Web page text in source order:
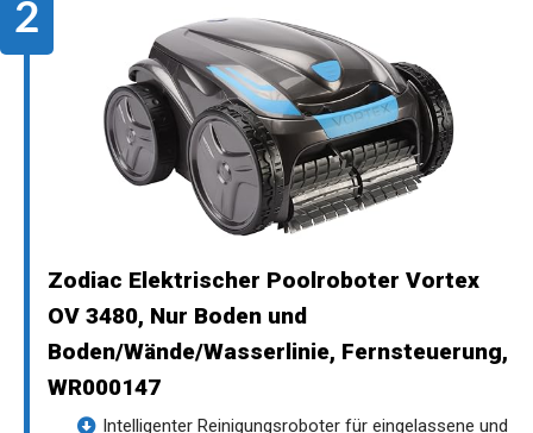
Zodiac Elektrischer Poolroboter Vortex
OV 3480, Nur Boden und
Boden/Wände/Wasserlinie, Fernsteuerung,
WR000147
Intelligenter Reinigungsroboter für eingelassene und